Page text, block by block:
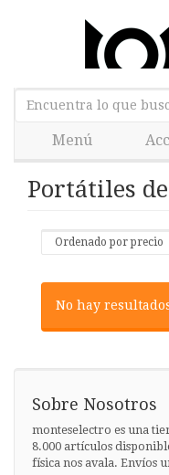
Menú
Portátiles
No hay
Sobre Nosotros
monteselectro es una
8.000 artículos
física nos avala. Envíos